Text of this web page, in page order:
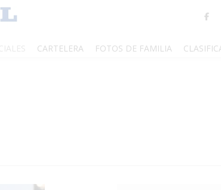
CARTELERA FOTOS DE FAMILIA